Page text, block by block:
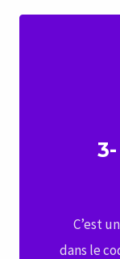
C’est
dans le